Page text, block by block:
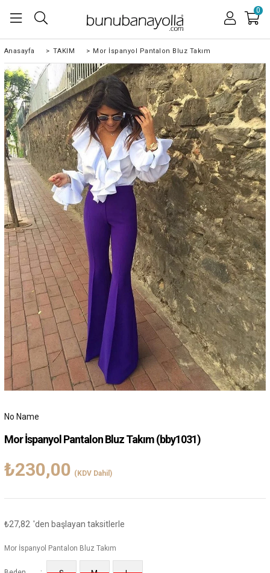
0
Anasayfa > TAKIM > Mor İspanyol Pantalon Bluz Takım
No Name
Mor İspanyol Pantalon Bluz Takım(bby1031)
₺230,00 (KDV Dahil)
₺27,82 'den başlayan taksitlerle
Mor İspanyol Pantalon Bluz Takım